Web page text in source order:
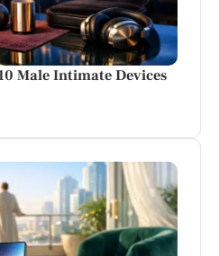
Male Intimate Devices